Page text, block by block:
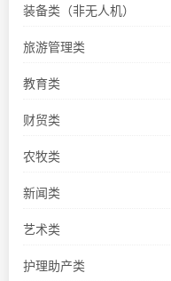
装备类（非无人机）
旅游管理类
教育类
财贸类
农牧类
新闻类
艺术类
护理助产类